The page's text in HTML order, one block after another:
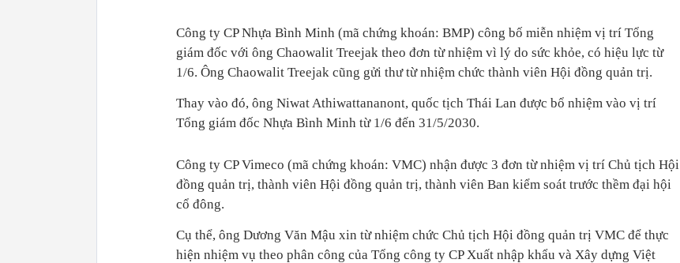
Công ty CP Nhựa Bình Minh (mã chứng khoán: BMP) công bố miễn nhiệm vị trí Tổng
giám đốc với ông Chaowalit Treejak theo đơn từ nhiệm vì lý do sức khỏe, có hiệu lực từ
1/6. Ông Chaowalit Treejak cũng gửi thư từ nhiệm chức thành viên Hội đồng quản trị.
Thay vào đó, ông Niwat Athiwattananont, quốc tịch Thái Lan được bổ nhiệm vào vị trí
Tổng giám đốc Nhựa Bình Minh từ 1/6 đến 31/5/2030.
Công ty CP Vimeco (mã chứng khoán: VMC) nhận được 3 đơn từ nhiệm vị trí Chủ tịch Hội
đồng quản trị, thành viên Hội đồng quản trị, thành viên Ban kiểm soát trước thềm đại hội
cổ đông.
Cụ thể, ông Dương Văn Mậu xin từ nhiệm chức Chủ tịch Hội đồng quản trị VMC để thực
hiện nhiệm vụ theo phân công của Tổng công ty CP Xuất nhập khẩu và Xây dựng Việt